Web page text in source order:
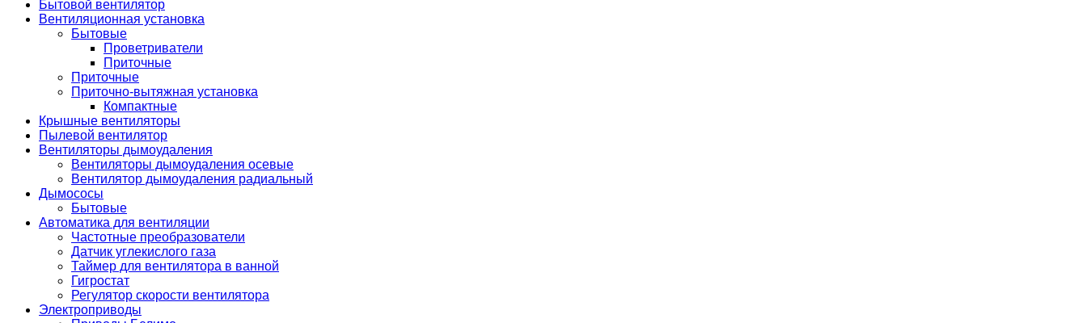
Бытовой вентилятор
Вентиляционная установка
Бытовые
Проветриватели
Приточные
Приточные
Приточно-вытяжная установка
Компактные
Крышные вентиляторы
Пылевой вентилятор
Вентиляторы дымоудаления
Вентиляторы дымоудаления осевые
Вентилятор дымоудаления радиальный
Дымососы
Бытовые
Автоматика для вентиляции
Частотные преобразователи
Датчик углекислого газа
Таймер для вентилятора в ванной
Гигростат
Регулятор скорости вентилятора
Электроприводы